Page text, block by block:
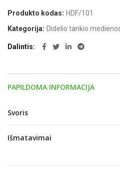
Produkto kodas: HDF/101
Kategorija: Didelio tankio
Dalintis
PAPILDOMA INFORMACIJA
Svoris
Išmatavimai